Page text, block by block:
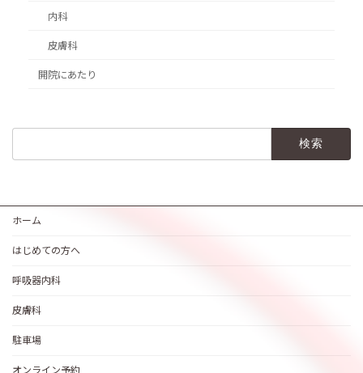
内科
皮膚科
開院にあたり
ホーム
はじめての方へ
呼吸器内科
皮膚科
駐車場
オンライン予約